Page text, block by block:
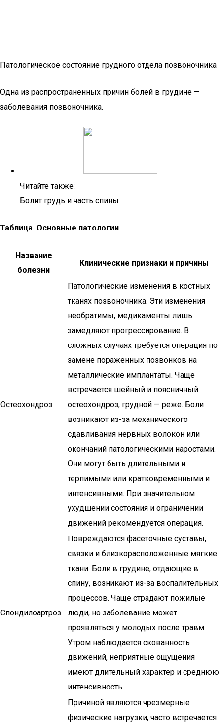
Патологическое состояние грудного отдела позвоночника
Одна из распространенных причин болей в грудине —
заболевания позвоночника.
Читайте также:
Болит грудь и часть спины
Таблица. Основные патологии.
Название
болезни
Клинические признаки и причины
Остеохондроз
Патологические изменения в костных
тканях позвоночника. Эти изменения
необратимы, медикаменты лишь
замедляют прогрессирование. В
сложных случаях требуется операция по
замене пораженных позвонков на
металлические имплантаты. Чаще
встречается шейный и поясничный
остеохондроз, грудной — реже. Боли
возникают из-за механического
сдавливания нервных волокон или
окончаний патологическими наростами.
Они могут быть длительными и
терпимыми или кратковременными и
интенсивными. При значительном
ухудшении состояния и ограничении
движений рекомендуется операция.
Спондилоартроз
Повреждаются фасеточные суставы,
связки и близкорасположенные мягкие
ткани. Боли в грудине, отдающие в
спину, возникают из-за воспалительных
процессов. Чаще страдают пожилые
люди, но заболевание может
проявляться у молодых после травм.
Утром наблюдается скованность
движений, неприятные ощущения
имеют длительный характер и среднюю
интенсивность.
Причиной являются чрезмерные
физические нагрузки, часто встречается